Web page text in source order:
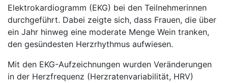
Elektrokardiogramm (EKG) bei den Teilnehmerinnen
durchgeführt. Dabei zeigte sich, dass Frauen, die über
ein Jahr hinweg eine moderate Menge Wein tranken,
den gesündesten Herzrhythmus aufwiesen.
Mit den EKG-Aufzeichnungen wurden Veränderungen
in der Herzfrequenz (Herzratenvariabilität, HRV)